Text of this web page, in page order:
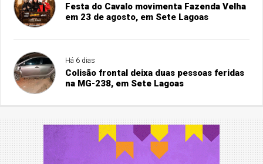
Festa do Cavalo movimenta Fazenda Velha
em 23 de agosto, em Sete Lagoas
Há 6 dias
Colisão frontal deixa duas pessoas feridas
na MG-238, em Sete Lagoas